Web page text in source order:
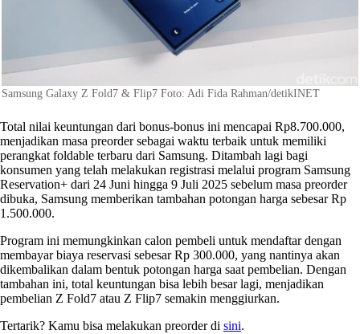
Samsung Galaxy Z Fold7 & Flip7 Foto: Adi Fida Rahman/detikINET
Total nilai keuntungan dari bonus-bonus ini mencapai Rp8.700.000,
menjadikan masa preorder sebagai waktu terbaik untuk memiliki
perangkat foldable terbaru dari Samsung. Ditambah lagi bagi
konsumen yang telah melakukan registrasi melalui program Samsung
Reservation+ dari 24 Juni hingga 9 Juli 2025 sebelum masa preorder
dibuka, Samsung memberikan tambahan potongan harga sebesar Rp
1.500.000.
Program ini memungkinkan calon pembeli untuk mendaftar dengan
membayar biaya reservasi sebesar Rp 300.000, yang nantinya akan
dikembalikan dalam bentuk potongan harga saat pembelian. Dengan
tambahan ini, total keuntungan bisa lebih besar lagi, menjadikan
pembelian Z Fold7 atau Z Flip7 semakin menggiurkan.
Tertarik? Kamu bisa melakukan preorder di sini.